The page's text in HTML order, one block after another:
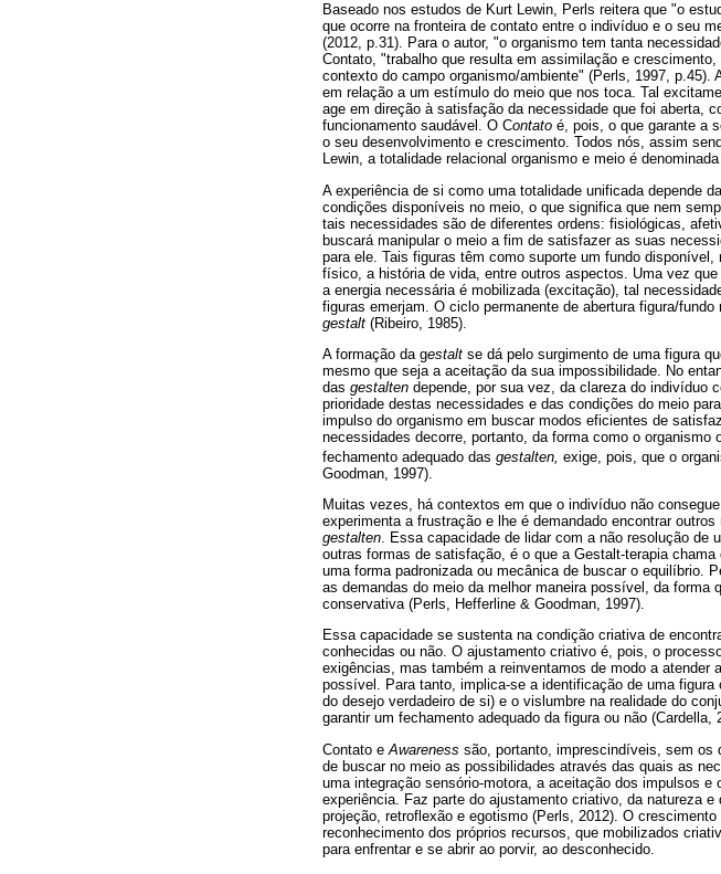
Baseado nos estudos de Kurt Lewin, Perls reitera que "o
que ocorre na fronteira de contato entre o indivíduo e o seu
(2012, p.31). Para o autor, "o organismo tem tanta
Contato, "trabalho que resulta em assimilação e
contexto do campo organismo/ambiente" (Perls, 1997,
em relação a um estímulo do meio que nos toca. Tal
age em direção à satisfação da necessidade que foi aberta,
funcionamento saudável. O Contato é, pois, o que garante a
o seu desenvolvimento e crescimento. Todos nós, assim
Lewin, a totalidade relacional organismo e meio é
A experiência de si como uma totalidade unificada depende
condições disponíveis no meio, o que significa que nem
tais necessidades são de diferentes ordens: fisiológicas,
buscará manipular o meio a fim de satisfazer as suas
para ele. Tais figuras têm como suporte um fundo
físico, a história de vida, entre outros aspectos. Uma vez
a energia necessária é mobilizada (excitação), tal
figuras emerjam. O ciclo permanente de abertura figura/
gestalt (Ribeiro, 1985).
A formação da gestalt se dá pelo surgimento de uma figura
mesmo que seja a aceitação da sua impossibilidade. No
das gestalten depende, por sua vez, da clareza do indivíduo
prioridade destas necessidades e das condições do meio
impulso do organismo em buscar modos eficientes de
necessidades decorre, portanto, da forma como o
fechamento adequado das gestalten, exige, pois, que o
Goodman, 1997).
Muitas vezes, há contextos em que o indivíduo não
experimenta a frustração e lhe é demandado encontrar
gestalten. Essa capacidade de lidar com a não resolução de
outras formas de satisfação, é o que a Gestalt-terapia
uma forma padronizada ou mecânica de buscar o equilíbrio.
as demandas do meio da melhor maneira possível, da forma
conservativa (Perls, Hefferline & Goodman, 1997).
Essa capacidade se sustenta na condição criativa de
conhecidas ou não. O ajustamento criativo é, pois, o
exigências, mas também a reinventamos de modo a
possível. Para tanto, implica-se a identificação de uma
do desejo verdadeiro de si) e o vislumbre na realidade do
garantir um fechamento adequado da figura ou não (Cardella,
Contato e Awareness são, portanto, imprescindíveis, sem os
de buscar no meio as possibilidades através das quais as
uma integração sensório-motora, a aceitação dos impulsos
experiência. Faz parte do ajustamento criativo, da natureza
projeção, retroflexão e egotismo (Perls, 2012). O
reconhecimento dos próprios recursos, que mobilizados
para enfrentar e se abrir ao porvir, ao desconhecido.